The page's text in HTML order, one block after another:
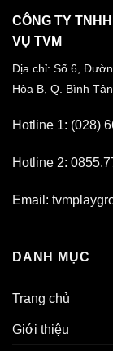
CÔNG TY
VỤ TVM
Địa chỉ: Số 6,
Hòa B, Q. Bình Tân,
Hotline 1: (028)
Hotline 2:
Email:
DANH MỤC
Trang chủ
Giới thiệu